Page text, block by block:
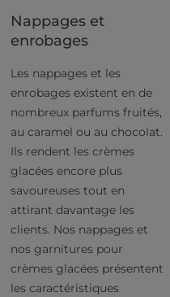
Nappages et
enrobages
Les nappages et les
enrobages existent en de
nombreux parfums fruités,
au caramel ou au chocolat.
Ils rendent les crèmes
glacées encore plus
savoureuses tout en
attirant davantage les
clients. Nos nappages et
nos garnitures pour
crèmes glacées présentent
les caractéristiques